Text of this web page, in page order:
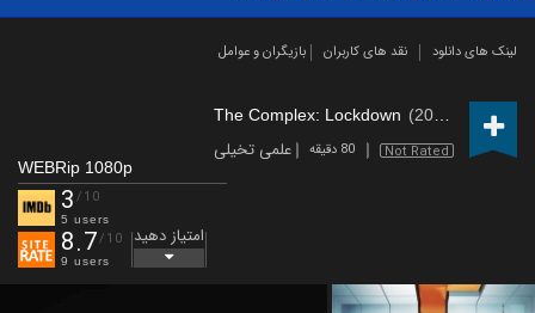
لینک های دانلود نقد های کاربران بازیگران و عوامل
The Complex: Lockdown (2020)
Not Rated 80 دقیقه علمی تخیلی
WEBRip 1080p
3 /10
5 users
8.7/10
9 users
امتیاز دهید